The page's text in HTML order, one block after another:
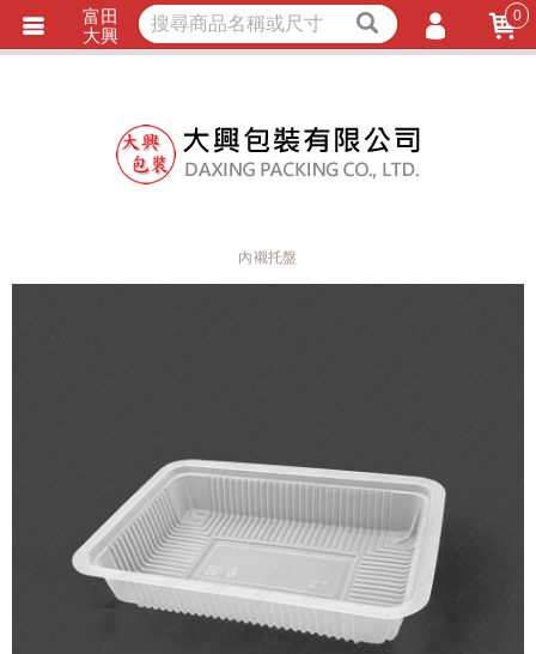
立即詢價 LINE詢問
內襯托盤
富田
大興
0
會員註冊
忘記密碼
獨家商品 耐熱內襯